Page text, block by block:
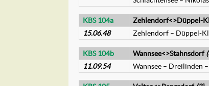
KBS 104a Zehlendorf<>Düppel-
15.06.48
Zehlendorf – Düppel-
KBS 104b Wannsee<>Stahnsdorf
11.09.54
Wannsee – Dreilinden